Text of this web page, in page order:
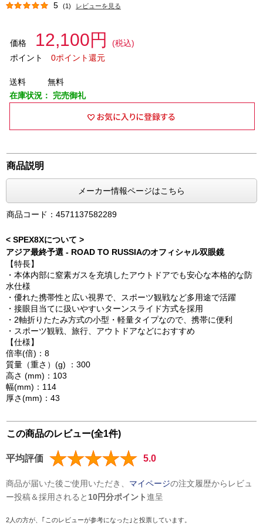
5 (1) レビューを見る
価格 12,100円
(税込)
ポイント
0ポイント還元
送料
無料
在庫状況： 完売御礼
商品説明
メーカー情報ページはこちら
商品コード：4571137582289
< SPEX8Xについて >
アジア最終予選 - ROAD TO RUSSIAのオフィシャル双眼鏡
【特長】
・本体内部に窒素ガスを充填したアウトドアでも安心な本格的な防
水仕様
・優れた携帯性と広い視界で、スポーツ観戦など多用途で活躍
・接眼目当てに扱いやすいターンスライド方式を採用
・2軸折りたたみ方式の小型・軽量タイプなので、携帯に便利
・スポーツ観戦、旅行、アウトドアなどにおすすめ
【仕様】
倍率(倍)：8
質量（重さ）(g) ：300
高さ (mm)：103
幅(mm)：114
厚さ(mm)：43
この商品のレビュー(全1件)
平均評価 5.0
商品が届いた後ご使用いただき、 マイページの注文履歴からレビュ
ー投稿＆採用されると 10円分ポイント進呈
2人の方が、｢このレビューが参考になった｣と投票しています。